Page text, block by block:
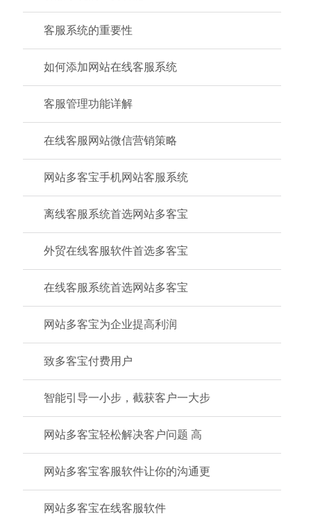
客服系统的重要性
如何添加网站在线客服系统
客服管理功能详解
在线客服网站微信营销策略
网站多客宝手机网站客服系统
离线客服系统首选网站多客宝
外贸在线客服软件首选多客宝
在线客服系统首选网站多客宝
网站多客宝为企业提高利润
致多客宝付费用户
智能引导一小步，截获客户一大步
网站多客宝轻松解决客户问题 高
网站多客宝客服软件让你的沟通更
网站多客宝在线客服软件